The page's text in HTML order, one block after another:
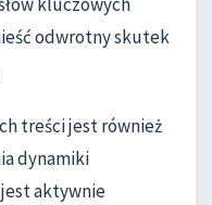
odwrotny skutek
treści jest również
dynamiki
aktywnie